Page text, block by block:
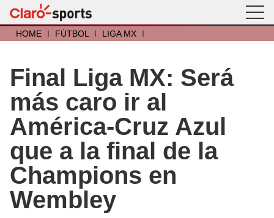
HOME I FÚTBOL I LIGA MX I
Final Liga MX: Será
más caro ir al
América-Cruz Azul
que a la final de la
Champions en
Wembley